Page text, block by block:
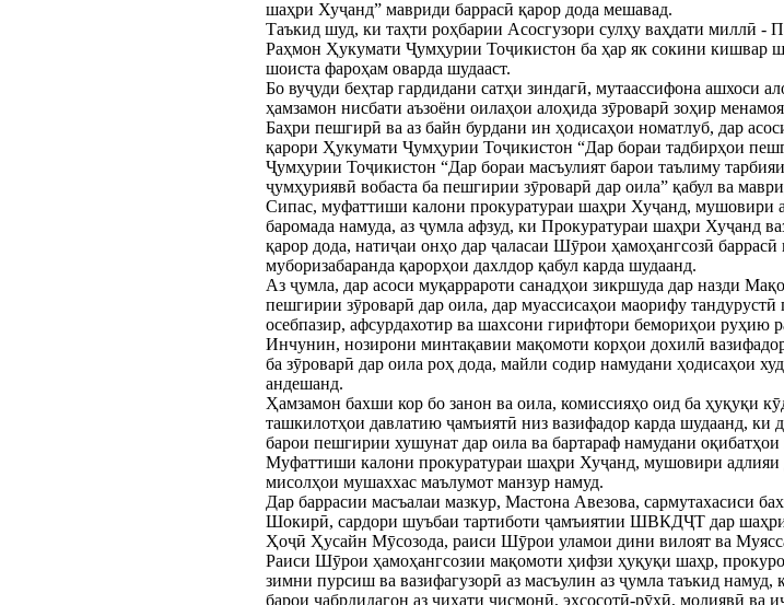
шаҳри Хуҷанд” мавриди баррасӣ қарор дода мешавад.
Таъкид шуд, ки таҳти роҳбарии Асосгузори сулҳу ваҳдати миллӣ
Раҳмон Ҳукумати Ҷумҳурии Тоҷикистон ба ҳар як сокини кишвар
шоиста фароҳам оварда шудааст.
Бо вуҷуди беҳтар гардидани сатҳи зиндагӣ, мутаассифона ашхоси
ҳамзамон нисбати аъзоёни оилаҳои алоҳида зӯроварӣ зоҳир
Баҳри пешгирӣ ва аз байн бурдани ин ҳодисаҳои номатлуб, дар
қарори Ҳукумати Ҷумҳурии Тоҷикистон “Дар бораи тадбирҳои
Ҷумҳурии Тоҷикистон “Дар бораи масъулият барои таълиму
ҷумҳуриявӣ вобаста ба пешгирии зӯроварӣ дар оила” қабул ва
Сипас, муфаттиши калони прокуратураи шаҳри Хуҷанд, мушовири
баромада намуда, аз ҷумла афзуд, ки Прокуратураи шаҳри Хуҷанд
қарор дода, натиҷаи онҳо дар ҷаласаи Шӯрои ҳамоҳангсозӣ
муборизабаранда қарорҳои дахлдор қабул карда шудаанд.
Аз ҷумла, дар асоси муқаррароти санадҳои зикршуда дар назди
пешгирии зӯроварӣ дар оила, дар муассисаҳои маорифу
осебпазир, афсурдахотир ва шахсони гирифтори бемориҳои руҳию
Инчунин, нозирони минтақавии мақомоти корҳои дохилӣ
ба зӯроварӣ дар оила роҳ дода, майли содир намудани ҳодисаҳои
андешанд.
Ҳамзамон бахши кор бо занон ва оила, комиссияҳо оид ба ҳуқуқи
ташкилотҳои давлатию ҷамъиятӣ низ вазифадор карда шудаанд, ки
барои пешгирии хушунат дар оила ва бартараф намудани
Муфаттиши калони прокуратураи шаҳри Хуҷанд, мушовири
мисолҳои мушаххас маълумот манзур намуд.
Дар баррасии масъалаи мазкур, Мастона Авезова, сармутахасиси
Шокирӣ, сардори шуъбаи тартиботи ҷамъиятии ШВКДҶТ дар
Ҳоҷӣ Ҳусайн Мӯсозода, раиси Шӯрои уламои дини вилоят ва
Раиси Шӯрои ҳамоҳангсозии мақомоти ҳифзи ҳуқуқи шаҳр,
зимни пурсиш ва вазифагузорӣ аз масъулин аз ҷумла таъкид
барои ҷабрдидагон аз ҷиҳати ҷисмонӣ, эҳсосотӣ-рӯҳӣ, молиявӣ